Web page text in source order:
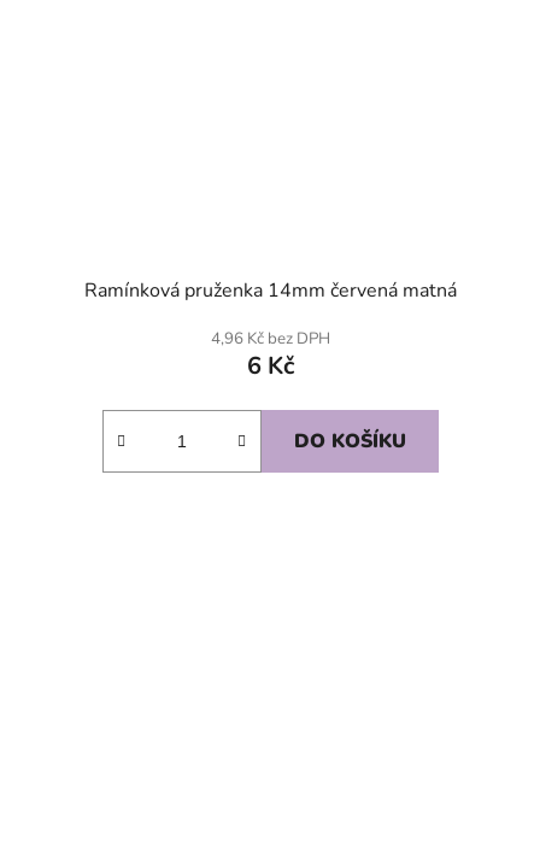
Ramínková pruženka 14mm červená matná
4,96 Kč bez DPH
6 Kč
DO KOŠÍKU